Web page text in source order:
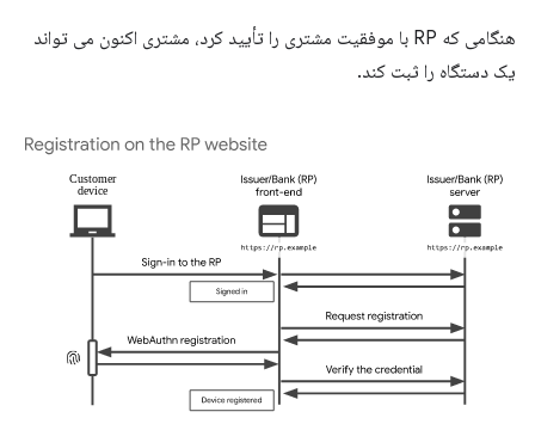
هنگامی که RP با موفقیت مشتری را تأیید کرد، مشتری اکنون می تواند
یک دستگاه را ثبت کند.